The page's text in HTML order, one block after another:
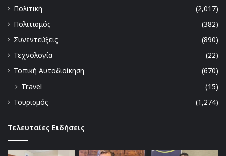
Πολιτική
(2,017)
Πολιτισμός
(382)
Συνεντεύξεις
(890)
Τεχνολογία
(22)
Τοπική Αυτοδιοίκηση
(670)
Travel
(15)
Τουρισμός
(1,274)
Τελευταίες Ειδήσεις